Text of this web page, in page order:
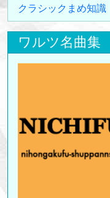
クラシックまめ知識
ワルツ名曲集